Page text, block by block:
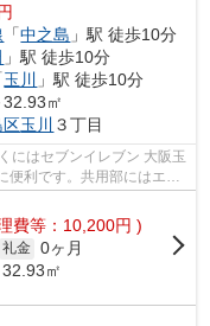
「中之島 」駅 徒歩10分
」駅 徒歩10分
玉川 」駅 徒歩10分
㎡
区玉川 ３丁目
にはセブンイレブン 大阪玉
便利です。共用部にはエレ
費等：10,200円 )
礼金 0ヶ月
㎡